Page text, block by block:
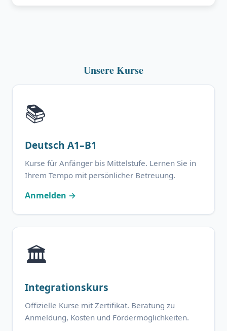
Unsere Kurse
📚
Deutsch A1–B1
Kurse für Anfänger bis Mittelstufe. Lernen Sie in
Ihrem Tempo mit persönlicher Betreuung.
Anmelden →
🏛️
Integrationskurs
Offizielle Kurse mit Zertifikat. Beratung zu
Anmeldung, Kosten und Fördermöglichkeiten.